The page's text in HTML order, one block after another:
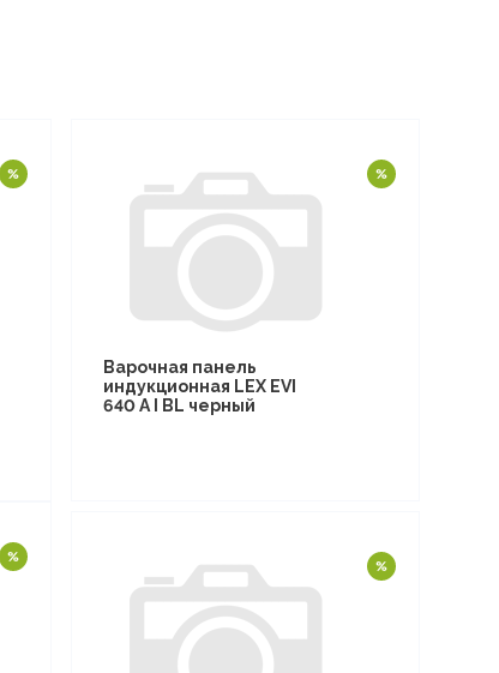
Варочная панель
индукционная LEX EVI
640 A I BL черный